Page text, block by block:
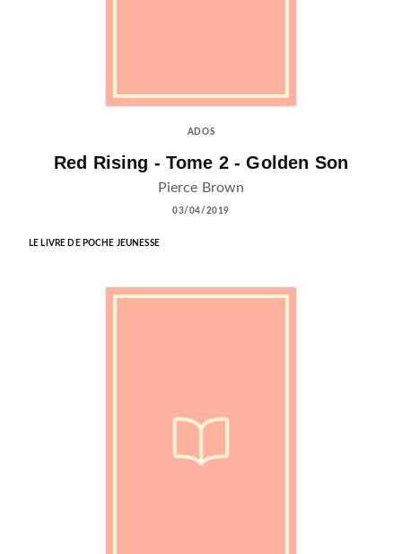
ADOS
Red Rising - Tome 2 - Golden Son
Pierce Brown
03/04/2019
LE LIVRE DE POCHE JEUNESSE